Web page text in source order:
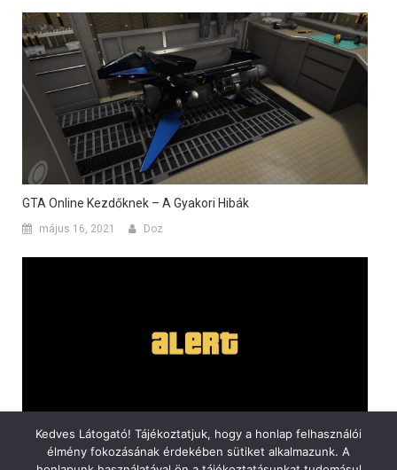
GTA Online Kezdőknek – A Gyakori Hibák
május 16, 2021 Doz
A Modder Ismertetőjelei A GTA Online-Ban
Kedves Látogató! Tájékoztatjuk, hogy a honlap felhasználói
élmény fokozásának érdekében sütiket alkalmazunk. A